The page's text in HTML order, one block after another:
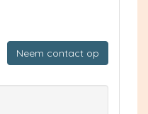
Neem contact op